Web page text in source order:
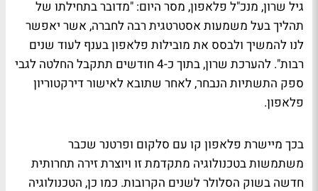
גיל שרון, מנכ"ל פלאפון, מסר היום: "מדובר בתחילתו של
תהליך בעל משמעות אסטרטגית רבה לחברה, אשר יאפשר
לנו להמשיך ולבסס את מובילות פלאפון בענף לעוד שנים
רבות". להערכת שרון, בתוך כ-4 חודשים תתקבל החלטה לגבי
ספק התשתיות הנבחר, לאחר שתובא לאישור דירקטוריון
פלאפון.
בכך מיישרת פלאפון קו עם סלקום ופרטנר שכבר
משתמשות בטכנולוגיה מתקדמת זו ויוצרת זירה תחרותית
חדשה בשוק הסלולר לשנים הקרובות. כמו כן, הטכנולוגיה